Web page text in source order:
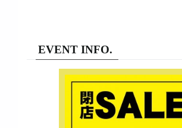
EVENT INFO.